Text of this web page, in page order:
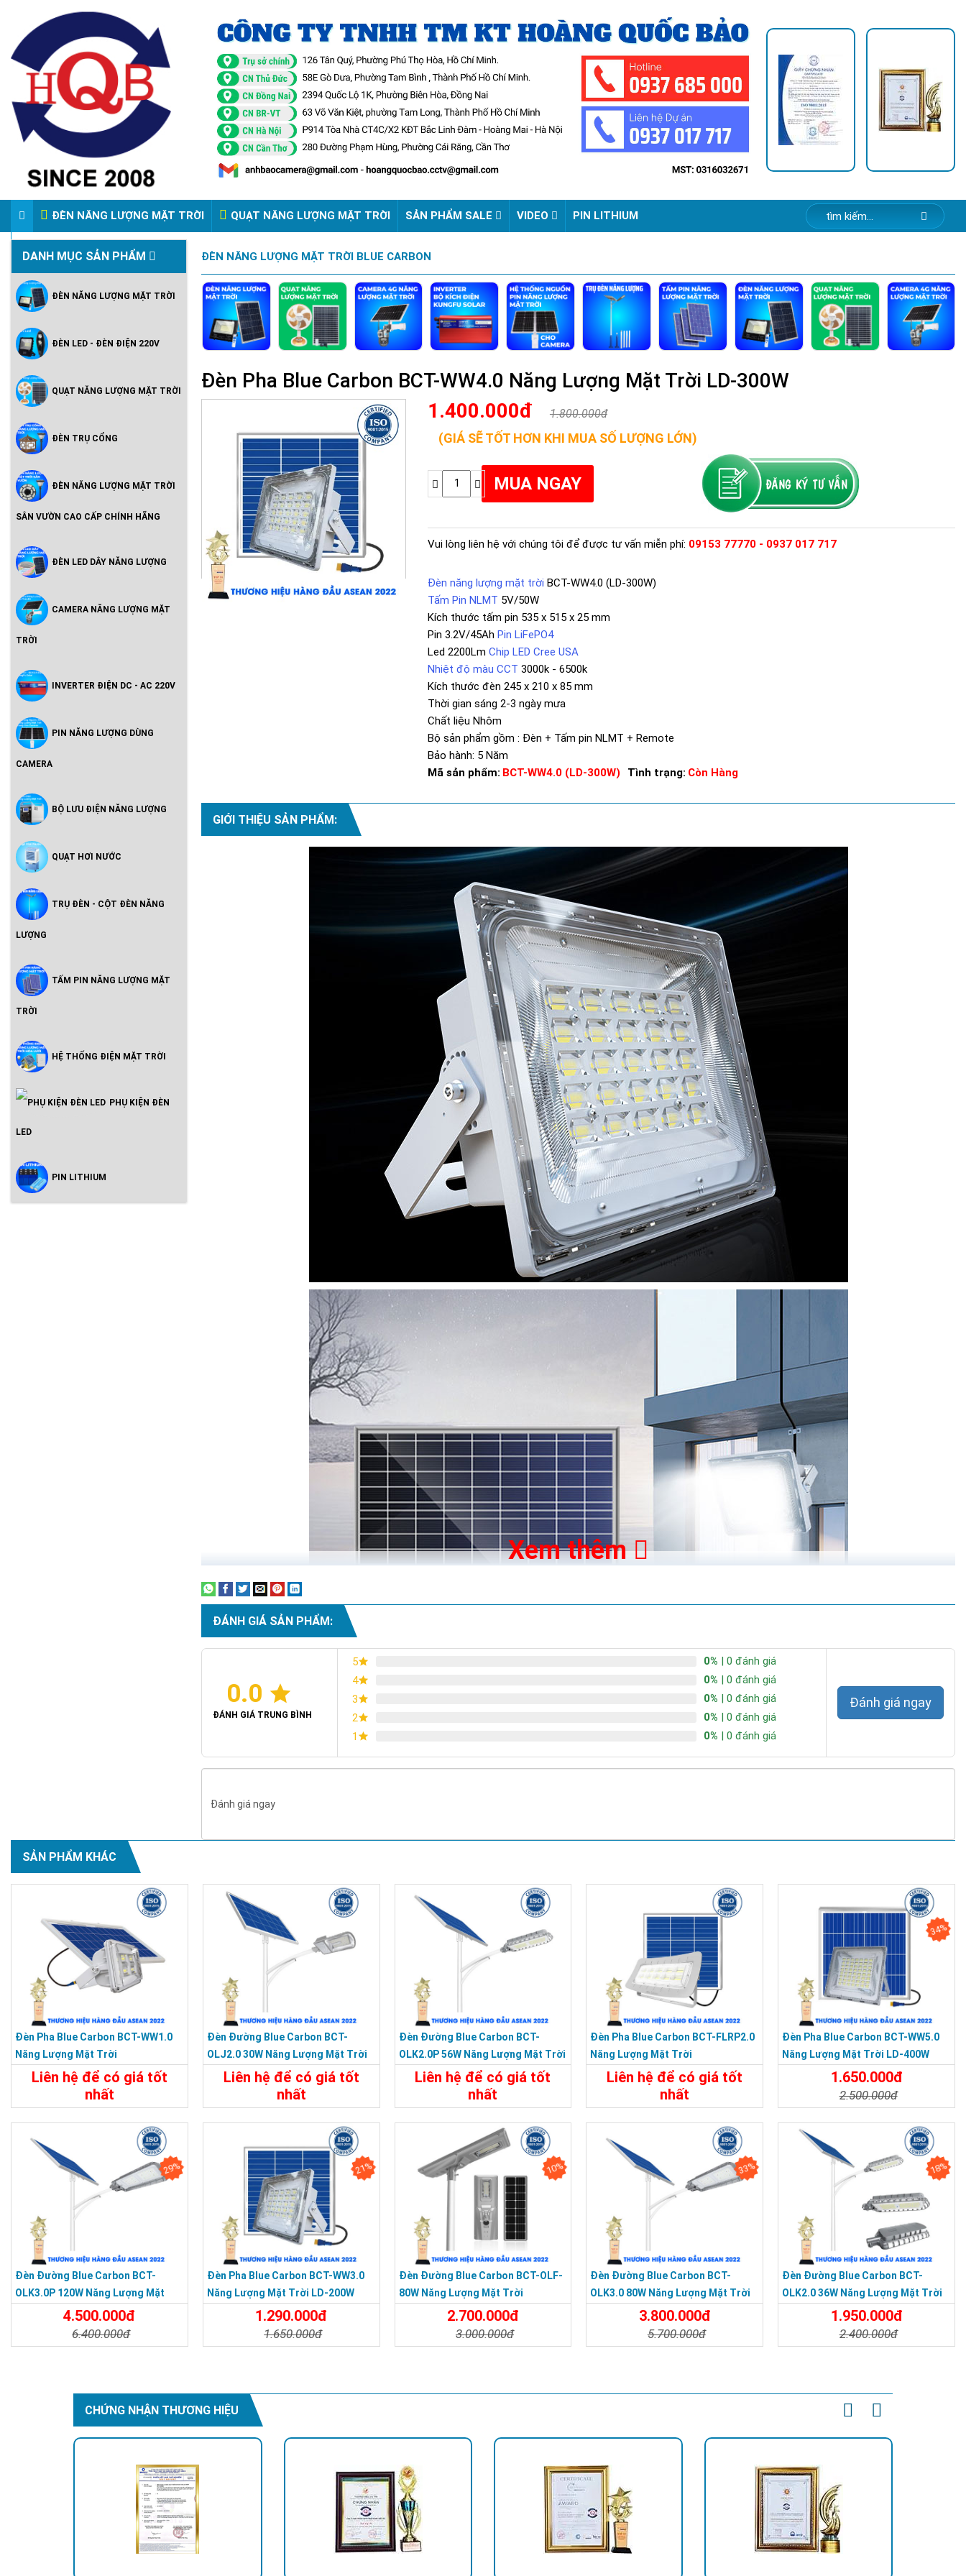
ĐÈN NĂNG LƯỢNG MẶT TRỜI QUẠT NĂNG LƯỢNG MẶT TRỜI SẢN PHẨM SALE VIDEO PIN LITHIUM
VIDEO ĐÈN PHA ĐIỆN 220V
DANH MỤC SẢN PHẨM
ĐÈN NĂNG LƯỢNG MẶT TRỜI
Vườn Cao Cấp Chính Hãng
ĐÈN LED - ĐÈN ĐIỆN 220V
Hoàng Quốc Bảo - Độ Sáng Cao,
QUẠT NĂNG LƯỢNG MẶT TRỜI
ĐÈN TRỤ CỔNG
ĐÈN NĂNG LƯỢNG MẶT TRỜI
SÂN VƯỜN CAO CẤP CHÍNH HÃNG
ĐÈN LED DÂY NĂNG LƯỢNG
CAMERA NĂNG LƯỢNG MẶT
TRỜI
INVERTER ĐIỆN DC - AC 220V
PIN NĂNG LƯỢNG DÙNG
CAMERA
BỘ LƯU ĐIỆN NĂNG LƯỢNG
QUẠT HƠI NƯỚC
TRỤ ĐÈN - CỘT ĐÈN NĂNG
LƯỢNG
TẤM PIN NĂNG LƯỢNG MẶT
TRỜI
HỆ THỐNG ĐIỆN MẶT TRỜI
Inveter Hòa Lưới Có Lưu Trữ -
PHỤ KIỆN ĐÈN
LED
PIN LITHIUM
ĐÈN NĂNG LƯỢNG MẶT TRỜI BLUE CARBON
Đèn Pha Blue Carbon BCT-WW4.0 Năng Lượng Mặt Trời LD-300W
1.400.000đ
1.800.000đ
(GIÁ SẼ TỐT HƠN KHI MUA SỐ LƯỢNG LỚN)
Vui lòng liên hệ với chúng tôi để được tư vấn miễn phí: 09153 77770 - 0937 017 717
Đèn năng lượng mặt trời BCT-WW4.0 (LD-300W)
Tấm Pin NLMT 5V/50W
Kích thước tấm pin 535 x 515 x 25 mm
Pin 3.2V/45Ah Pin LiFePO4
Led 2200Lm Chip LED Cree USA
Nhiệt độ màu CCT 3000k - 6500k
Kích thước đèn 245 x 210 x 85 mm
Thời gian sáng 2-3 ngày mưa
Chất liệu Nhôm
Bộ sản phẩm gồm : Đèn + Tấm pin NLMT + Remote
Bảo hành: 5 Năm
Mã sản phẩm: BCT-WW4.0 (LD-300W) Tình trạng: Còn Hàng
GIỚI THIỆU SẢN PHẨM:
Xem thêm
ĐÁNH GIÁ SẢN PHẨM:
0.0
ĐÁNH GIÁ TRUNG BÌNH
5 0% | 0 đánh giá
4
0% | 0 đánh giá
3
0% | 0 đánh giá
2
0% | 0 đánh giá
1
0% | 0 đánh giá
Đánh giá ngay
Đánh giá ngay
SẢN PHẨM KHÁC
Đèn Pha Blue Carbon BCT-WW1.0
Năng Lượng Mặt Trời
Liên hệ để có giá tốt
nhất
Đèn Đường Blue Carbon BCT-
OLJ2.0 30W Năng Lượng Mặt Trời
Liên hệ để có giá tốt
nhất
3.500.000đ
Đặt Mua
Đèn Đường Blue Carbon BCT-
OLK2.0P 56W Năng Lượng Mặt Trời
Liên hệ để có giá tốt
nhất
2.900.000đ
Đặt Mua
Đèn Pha Blue Carbon BCT-FLRP2.0
Năng Lượng Mặt Trời
Liên hệ để có giá tốt
nhất
34%
Đèn Pha Blue Carbon BCT-WW5.0
Năng Lượng Mặt Trời LD-400W
1.650.000đ
2.500.000đ
29%
Đèn Đường Blue Carbon BCT-
OLK3.0P 120W Năng Lượng Mặt
4.500.000đ
6.400.000đ
21%
Đèn Pha Blue Carbon BCT-WW3.0
Năng Lượng Mặt Trời LD-200W
1.290.000đ
1.650.000đ
10%
Đèn Đường Blue Carbon BCT-OLF-
80W Năng Lượng Mặt Trời
2.700.000đ
3.000.000đ
33%
Đèn Đường Blue Carbon BCT-
OLK3.0 80W Năng Lượng Mặt Trời
3.800.000đ
5.700.000đ
18%
Đèn Đường Blue Carbon BCT-
OLK2.0 36W Năng Lượng Mặt Trời
1.950.000đ
2.400.000đ
CHỨNG NHẬN THƯƠNG HIỆU